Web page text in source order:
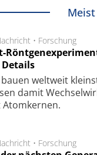
• Forschung
welt­weit
da­mit
• Forschung